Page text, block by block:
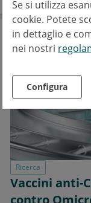
Se si utilizza
cookie. Potete
in dettaglio e
nei nostri
Configura
Ricerca
Vaccini anti-
contro